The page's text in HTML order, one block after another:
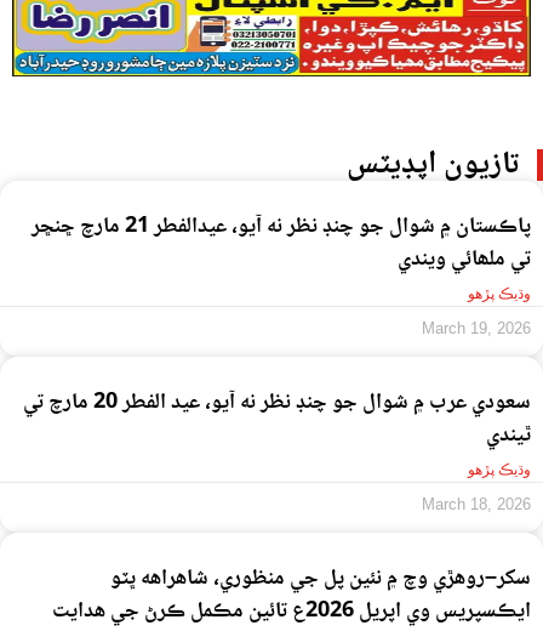
تازيون اپڊيٽس
پاڪستان ۾ شوال جو چنڊ نظر نه آيو، عيدالفطر 21 مارچ ڇنڇر
تي ملھائي ويندي
وڌيڪ پڙهو
March 19, 2026
سعودي عرب ۾ شوال جو چنڊ نظر نه آيو، عيد الفطر 20 مارچ تي
ٿيندي
وڌيڪ پڙهو
March 18, 2026
سکر–روهڙي وچ ۾ نئين پل جي منظوري، شاهراهه ڀٽو
ايڪسپريس وي اپريل 2026ع تائين مڪمل ڪرڻ جي هدايت